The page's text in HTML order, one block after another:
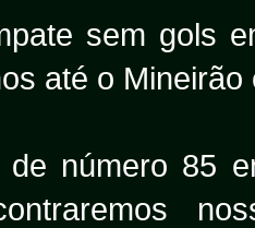
sem gols
até o
de número 85